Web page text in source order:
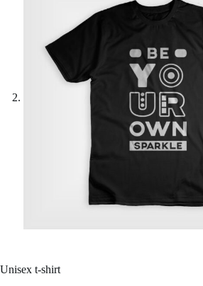
Unisex t-shirt